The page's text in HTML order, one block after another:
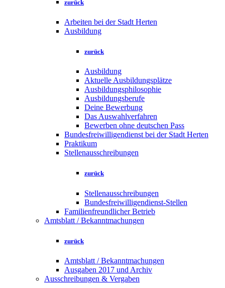
zurück
Arbeiten bei der Stadt Herten
Ausbildung
zurück
Ausbildung
Aktuelle Ausbildungsplätze
Ausbildungsphilosophie
Ausbildungsberufe
Deine Bewerbung
Das Auswahlverfahren
Bewerben ohne deutschen Pass
Bundesfreiwilligendienst bei der Stadt Herten
Praktikum
Stellenausschreibungen
zurück
Stellenausschreibungen
Bundesfreiwilligendienst-Stellen
Familienfreundlicher Betrieb
Amtsblatt / Bekanntmachungen
zurück
Amtsblatt / Bekanntmachungen
Ausgaben 2017 und Archiv
Ausschreibungen & Vergaben